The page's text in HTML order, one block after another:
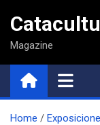
contenido
Magazine
Home